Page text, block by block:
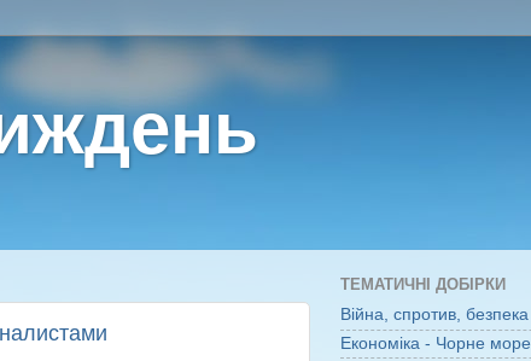
ТЕМАТИЧНІ ДОБІРКИ
Війна, спротив, безпека
Економіка - Чорне море